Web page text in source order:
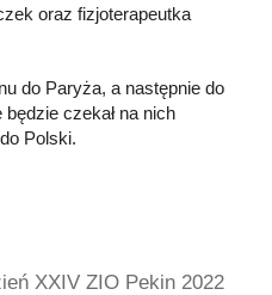
oraz fizjoterapeutka
do Paryża, a następnie do
czekał na nich
Polski.
XXIV ZIO Pekin 2022